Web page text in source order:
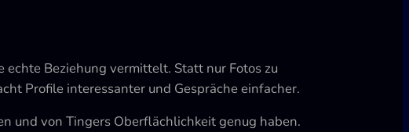
Beziehung vermittelt. Statt nur Fotos zu
Profile interessanter und Gespräche einfacher.
und von Tingers Oberflächlichkeit genug haben.